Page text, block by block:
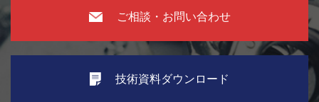
ご相談・お問い合わせ
技術資料ダウンロード